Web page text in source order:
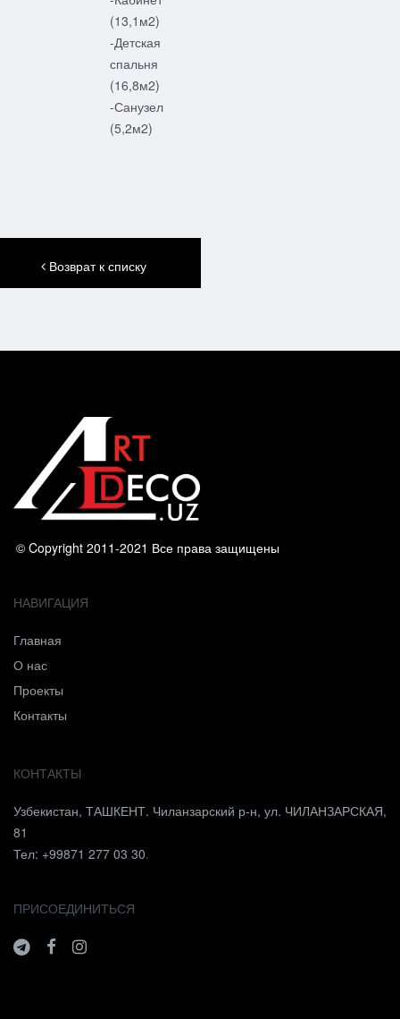
(13,1м2)
-Детская
спальня
(16,8м2)
-Санузел
(5,2м2)
Возврат к списку
© Copyright 2011-2021 Все права защищены
НАВИГАЦИЯ
Главная
О нас
Проекты
Контакты
КОНТАКТЫ
Узбекистан, ТАШКЕНТ. Чиланзарский р-н, ул. ЧИЛАНЗАРСКАЯ,
81
Тел: +99871 277 03 30.
ПРИСОЕДИНИТЬСЯ